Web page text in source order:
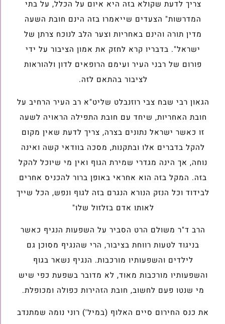
צריך לדעת שקולא בזה היא איום על הכלל, על בתי
המדרשות" הצעדים שייאמרו בזה הינם חובת השעה
מדין תורה והינם באחריות וצער הלב לנוכח צרתן של
ישראל". בדבריו קרא לחזק את אמון הציבור על ידי
פורום של רבני העיר ועימם הרופאים לדון ולהוראות
לציבור בהתאם לזה.
הגאון רבי שבח צבי רוזנבלט שליט"א רב העיר הרחיב על
חובת האחריות, שיחד עם חובת התפילה הראויה לשעה
זו כאשר ישראל נתונים בצרה, צריך לדעת שאין מקום
להקל בדברים אלו ובתקנות, מסכה בוודאי קשה ואינה
נוחה, אך הינה מגדרי שמירת הגוף ואין מי שיוכל להקל
בזה. המקל בזה הוא אחראי באופן ברור להכניס אחרים
לבידוד וכל הנזק הנורא הנגרם בזה לגוף ונפש, הכל שייך
לאותו אדם בזלזול שלו"
הרב ד"ר משולם הרט הסביר על השפעות הנגיף כאשר
בניגוד לטעות רווחת בציבור, הרי שהנגיף מסוכן גם
לילדים והשפעותיו מורכבות. הנגיף נשאר בגוף
והשפעותיו מורכבות מאוד, לא מדובר בשפעת כפי שיש
מי שנטו פעם לחשוב, חובת הזהירות כפולה ומכופלת.
את כנס החירום סיים האלוף (במיל') רוני נומה שמתנדב